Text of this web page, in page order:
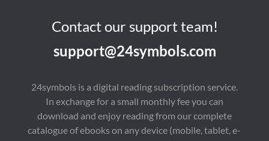
Contact our support team!
support@24symbols.com
24symbols is a digital reading subscription service.
In exchange for a small monthly fee you can
download and enjoy reading from our complete
catalogue of ebooks on any device (mobile, tablet, e-